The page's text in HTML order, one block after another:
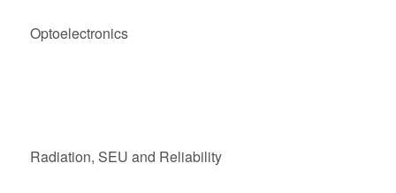
Optoelectronics
Radiation, SEU and Reliability